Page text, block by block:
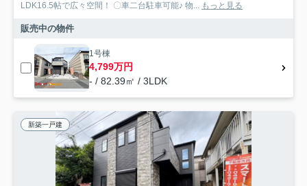
LDK16.5帖で広々空間！ 〇車二台駐車可能♪ 物... もっと見る
販売中の物件
1号棟
4,799万円
- / 82.39㎡ / 3LDK
新築一戸建